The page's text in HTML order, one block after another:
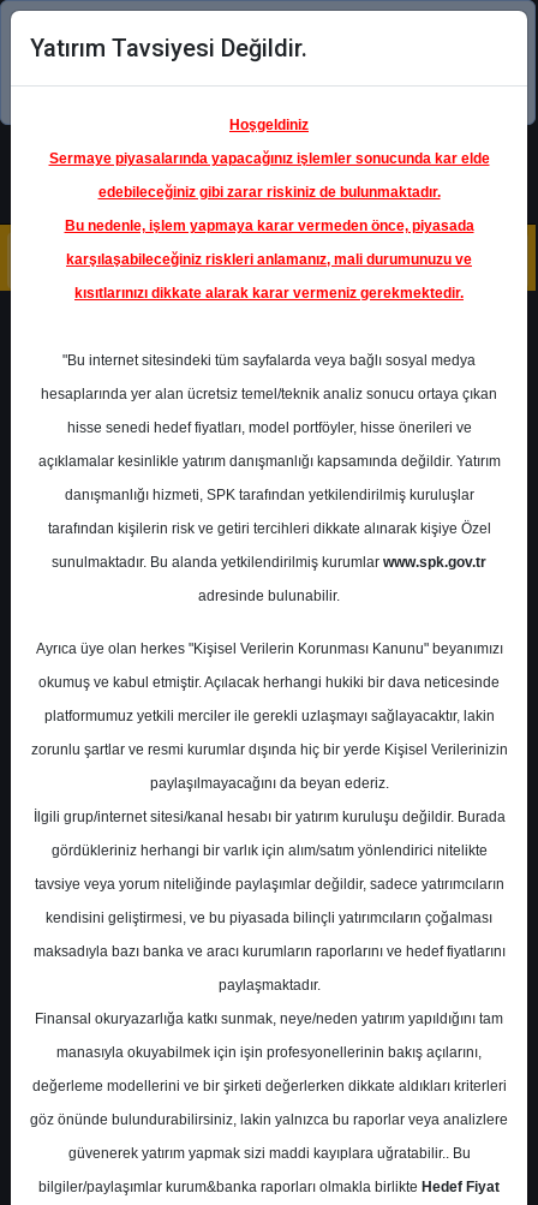
Şimdi uygulamayı indirin!
Ana Sayfa
Raporlar
İntegral Yatırım
Rapor Detay
Sigortacılık Sektörü Prim
Üretimi
A- A+
2024 yılı eylül ayında 65 milyon TL prim
üretimi gerçekleşti.
Salı, 22 Ekim 2024 00:00
S.No Dosya Adı İndir
1
integral-sigortacilik-
sektoru-448382
Dosyayı İndir
Yatırım Tavsiyesi Değildir.
Hoşgeldiniz
Sermaye piyasalarında yapacağınız işlemler sonucunda kar elde
edebileceğiniz gibi zarar riskiniz de bulunmaktadır.
Bu nedenle, işlem yapmaya karar vermeden önce, piyasada
karşılaşabileceğiniz riskleri anlamanız, mali durumunuzu ve
kısıtlarınızı dikkate alarak karar vermeniz gerekmektedir.
"Bu internet sitesindeki tüm sayfalarda veya bağlı sosyal medya
hesaplarında yer alan ücretsiz temel/teknik analiz sonucu ortaya çıkan
hisse senedi hedef fiyatları, model portföyler, hisse önerileri ve
açıklamalar kesinlikle yatırım danışmanlığı kapsamında değildir. Yatırım
danışmanlığı hizmeti, SPK tarafından yetkilendirilmiş kuruluşlar
tarafından kişilerin risk ve getiri tercihleri dikkate alınarak kişiye Özel
sunulmaktadır. Bu alanda yetkilendirilmiş kurumlar www.spk.gov.tr
adresinde bulunabilir.
Ayrıca üye olan herkes "Kişisel Verilerin Korunması Kanunu" beyanımızı
okumuş ve kabul etmiştir. Açılacak herhangi hukiki bir dava neticesinde
platformumuz yetkili merciler ile gerekli uzlaşmayı sağlayacaktır, lakin
zorunlu şartlar ve resmi kurumlar dışında hiç bir yerde Kişisel Verilerinizin
paylaşılmayacağını da beyan ederiz.
İlgili grup/internet sitesi/kanal hesabı bir yatırım kuruluşu değildir. Burada
gördükleriniz herhangi bir varlık için alım/satım yönlendirici nitelikte
tavsiye veya yorum niteliğinde paylaşımlar değildir, sadece yatırımcıların
kendisini geliştirmesi, ve bu piyasada bilinçli yatırımcıların çoğalması
maksadıyla bazı banka ve aracı kurumların raporlarını ve hedef fiyatlarını
paylaşmaktadır.
Finansal okuryazarlığa katkı sunmak, neye/neden yatırım yapıldığını tam
manasıyla okuyabilmek için işin profesyonellerinin bakış açılarını,
değerleme modellerini ve bir şirketi değerlerken dikkate aldıkları kriterleri
göz önünde bulundurabilirsiniz, lakin yalnızca bu raporlar veya analizlere
güvenerek yatırım yapmak sizi maddi kayıplara uğratabilir.. Bu
bilgiler/paylaşımlar kurum&banka raporları olmakla birlikte Hedef Fiyat